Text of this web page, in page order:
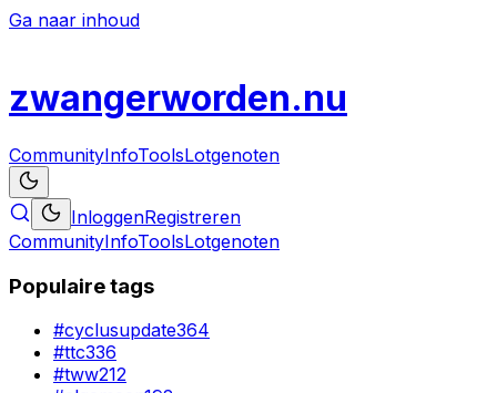
Ga naar inhoud
zwangerworden.nu
CommunityInfoToolsLotgenoten
InloggenRegistreren
CommunityInfoToolsLotgenoten
Populaire tags
#cyclusupdate364
#ttc336
#tww212